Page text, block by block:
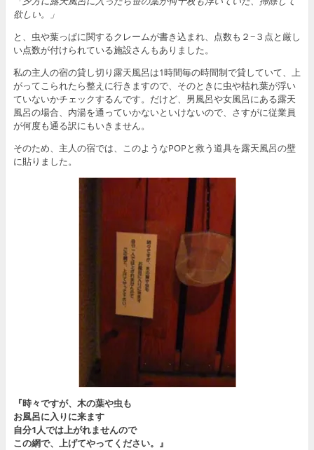
欲しい。」
と、虫や葉っぱに関するクレームが書き込まれ、点数も２−３点と厳し
い点数が付けられている施設さんもありました。
私の主人の宿の貸し切り露天風呂は1時間毎の時間制で貸していて、上
がってこられたら整えに行きますので、そのときに虫や枯れ葉が浮い
ていないかチェックするんです。だけど、男風呂や女風呂にある露天
風呂の場合、内湯を通っていかないといけないので、さすがに従業員
が何度も通る訳にもいきません。
そのため、主人の宿では、このようなPOPと救う道具を露天風呂の壁
に貼りました。
『時々ですが、木の葉や虫も
お風呂に入りに来ます
自分1人では上がれませんので
この網で、上げてやってください。』